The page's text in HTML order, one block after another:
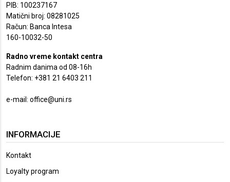
PIB: 100237167
Matični broj: 08281025
Račun: Banca Intesa
160-10032-50
Radno vreme kontakt centra
Radnim danima od 08-16h
Telefon: +381 21 6403 211
e-mail: office@uni.rs
INFORMACIJE
Kontakt
Loyalty program